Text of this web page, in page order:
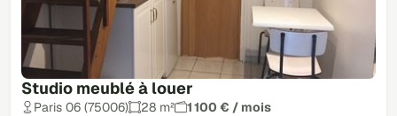
Studio meublé à louer
Paris 06 (75006) 28 m² 1 100 € / mois